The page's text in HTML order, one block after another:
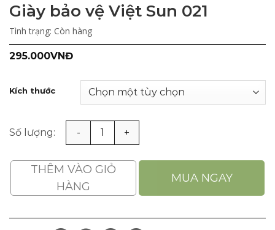
Giày bảo vệ Việt Sun 021
Tình trạng: Còn hàng
295.000VNĐ
Kích thước
Giày bảo vệ Việt Sun 021 số lượng
THÊM VÀO GIỎ
HÀNG
MUA NGAY